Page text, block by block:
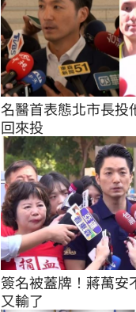
名醫首表態北市長投
回來投
簽名被蓋牌！蔣萬安
又輸了